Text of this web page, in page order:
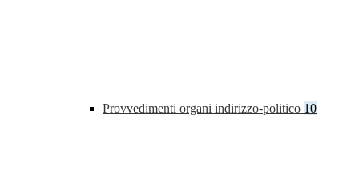
Provvedimenti organi indirizzo-politico 10